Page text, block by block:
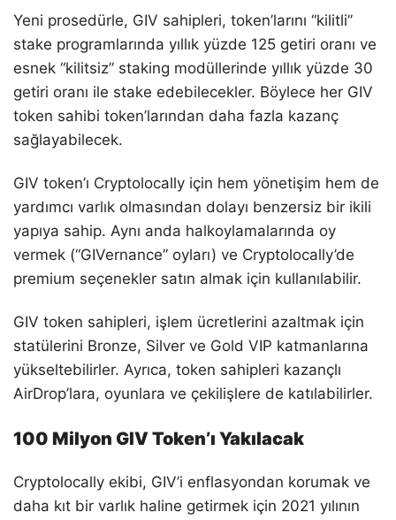
Yeni prosedürle, GIV sahipleri, token’larını “kilitli”
stake programlarında yıllık yüzde 125 getiri oranı ve
esnek “kilitsiz” staking modüllerinde yıllık yüzde 30
getiri oranı ile stake edebilecekler. Böylece her GIV
token sahibi token’larından daha fazla kazanç
sağlayabilecek.
GIV token’ı Cryptolocally için hem yönetişim hem de
yardımcı varlık olmasından dolayı benzersiz bir ikili
yapıya sahip. Aynı anda halkoylamalarında oy
vermek (“GIVernance” oyları) ve Cryptolocally’de
premium seçenekler satın almak için kullanılabilir.
GIV token sahipleri, işlem ücretlerini azaltmak için
statülerini Bronze, Silver ve Gold VIP katmanlarına
yükseltebilirler. Ayrıca, token sahipleri kazançlı
AirDrop’lara, oyunlara ve çekilişlere de katılabilirler.
100 Milyon GIV Token’ı Yakılacak
Cryptolocally ekibi, GIV’i enflasyondan korumak ve
daha kıt bir varlık haline getirmek için 2021 yılının